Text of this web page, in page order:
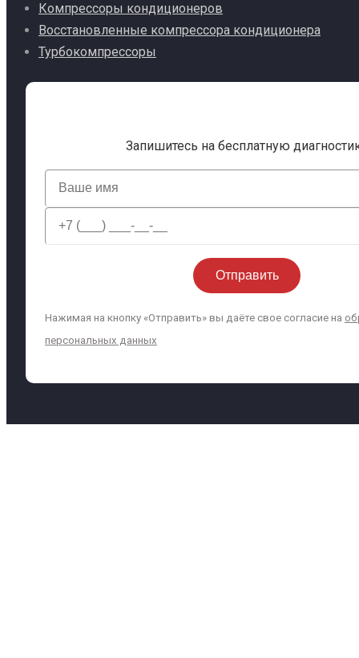
Компрессоры кондиционеров
Восстановленные компрессора кондиционера
Турбокомпрессоры
Запишитесь на бесплатную
Нажимая на кнопку «Отправить» вы даёте свое согласие на
персональных данных